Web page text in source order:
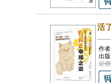
活
作者
出版
定